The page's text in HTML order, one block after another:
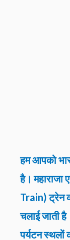
हम आपको
है। महाराजा
Train) ट्रेन
चलाई जाती
पर्यटन स्थलों